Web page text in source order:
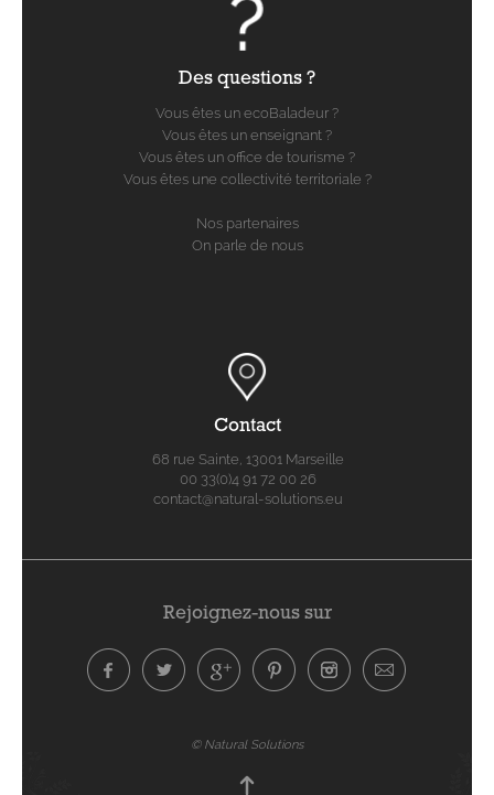
Des questions ?
Vous êtes un ecoBaladeur ?
Vous êtes un enseignant ?
Vous êtes un office de tourisme ?
Vous êtes une collectivité territoriale ?
Nos partenaires
On parle de nous
Contact
68 rue Sainte, 13001 Marseille
00 33(0)4 91 72 00 26
contact@natural-solutions.eu
Rejoignez-nous sur
© Natural Solutions